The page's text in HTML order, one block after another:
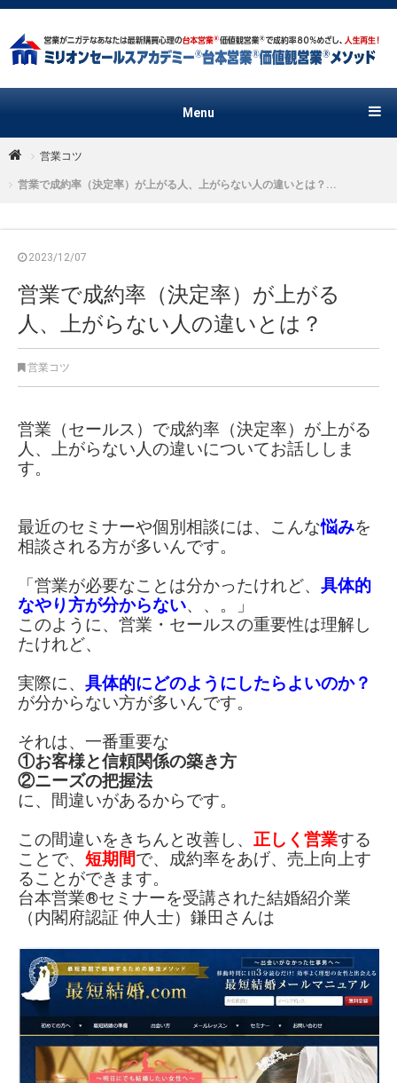
Menu
営業コツ
営業で成約率（決定率）が上がる人、上がらない人の違いとは？...
2023/12/07
営業で成約率（決定率）が上がる
人、上がらない人の違いとは？
営業コツ
営業（セールス）で成約率（決定率）が上がる
人、 上がらない人の違いについてお話ししま
す。
最近のセミナーや個別相談には、 こんな悩みを
相談される方が多いんです。
「営業が必要なことは分かったけれど、 具体的
なやり方が分からない、、。」
このように、 営業・セールスの重要性は理解し
たけれど、
実際に、 具体的にどのようにしたらよいのか？
が分からない方が多いんです。
それは、一番重要な
①お客様と信頼関係の築き方
②ニーズの把握法
に、間違いがあるからです。
この間違いをきちんと改善し、 正しく営業する
ことで、 短期間で、成約率をあげ、 売上向上す
ることができます。
台本営業®︎セミナーを受講された結婚紹介業
（内閣府認証 仲人士） 鎌田さんは